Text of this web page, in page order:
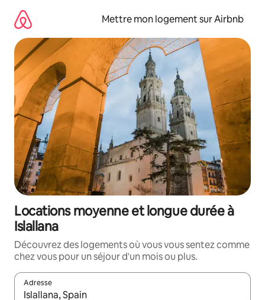
directement
contenu
Mettre mon logement sur Airbnb
Locations moyenne et longue durée à
Islallana
Découvrez des logements où vous vous sentez comme
chez vous pour un séjour d'un mois ou plus.
Adresse
Lorsque les résultats s'affichent, utilisez les flèches vers le